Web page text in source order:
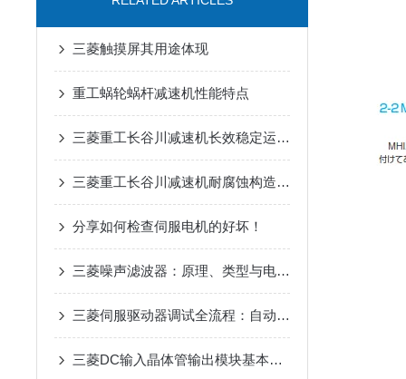
三菱触摸屏其用途体现
重工蜗轮蜗杆减速机性能特点
三菱重工长谷川减速机长效稳定运行在自动化输送设备中的应用
三菱重工长谷川减速机耐腐蚀构造在户外工业设备传动中的适配优势
分享如何检查伺服电机的好坏！
三菱噪声滤波器：原理、类型与电磁干扰抑制核心优势解析
三菱伺服驱动器调试全流程：自动增益、共振抑制参数设置详解
三菱DC输入晶体管输出模块基本概论与特点